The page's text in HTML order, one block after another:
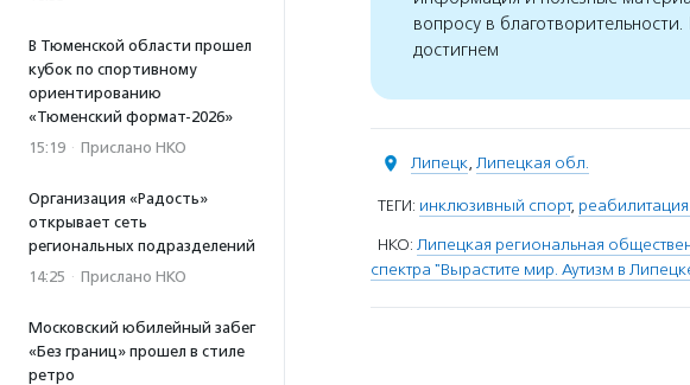
В Тюменской области прошел
кубок по спортивному
ориентированию
«Тюменский формат-2026»
15:19 · Прислано НКО
Организация «Радость»
открывает сеть
региональных подразделений
14:25 · Прислано НКО
Московский юбилейный забег
«Без границ» прошел в стиле
ретро
вопросу в
достигнем
Липецк, Липецкая обл.
ТЕГИ: инклюзивный спорт,
НКО: Липецкая региональная
спектра "Вырастите мир. Аутизм в